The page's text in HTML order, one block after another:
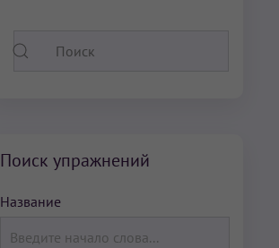
Поиск упражнений
Название